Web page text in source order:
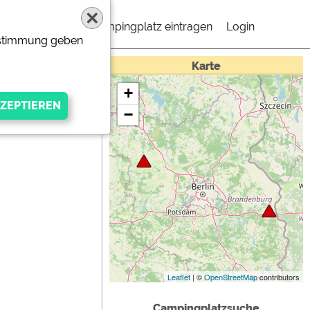
Campingplatz eintragen Login
Karte
+
−
Leaflet | ©OpenStreetMapcontributors
geben
Anbieters